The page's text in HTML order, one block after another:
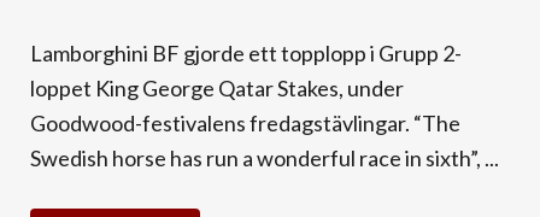
Lamborghini BF gjorde ett topplopp i Grupp 2-
loppet King George Qatar Stakes, under
Goodwood-festivalens fredagstävlingar. “The
Swedish horse has run a wonderful race in sixth”, ...